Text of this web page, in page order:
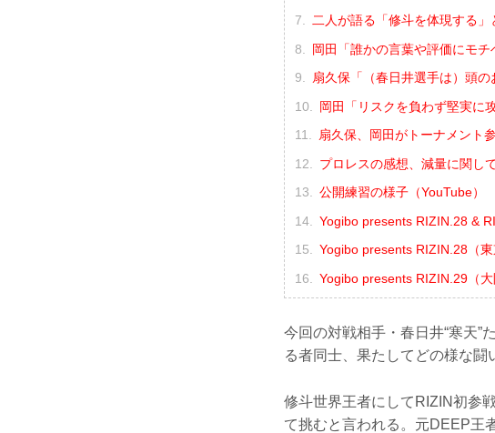
二人が語る「修斗を体現する」
岡田「誰かの言葉や評価にモチ
扇久保「（春日井選手は）頭の
岡田「リスクを負わず堅実に
扇久保、岡田がトーナメント
プロレスの感想、減量に関し
公開練習の様子（YouTube）
Yogibo presents RIZIN.28 &
Yogibo presents RIZIN.28（
Yogibo presents RIZIN.29（
今回の対戦相手・春日井“寒天”
る者同士、果たしてどの様な闘
修斗世界王者にしてRIZIN初参
て挑むと言われる。元DEEP王